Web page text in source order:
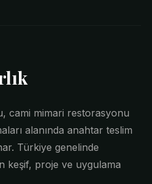
cami mimari restorasyonu
alanında anahtar teslim
Türkiye genelinde
keşif, proje ve uygulama